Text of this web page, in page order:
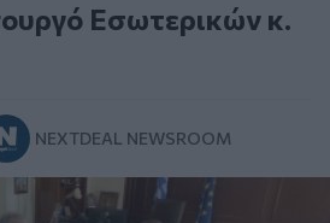
Εσωτερικών κ.
NEXTDEAL NEWSROOM